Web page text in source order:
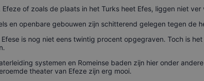
Efeze of zoals de plaats in het Turks heet Efes, liggen niet
en openbare gebouwen zijn schitterend gelegen tegen de
is nog niet eens twintig procent opgegraven. Toch is
systemen en Romeinse baden zijn hier onder
theater van Efeze zijn erg mooi.